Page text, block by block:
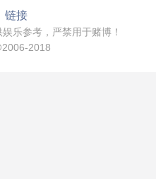
链接
乐参考，严禁用于赌博！
2018